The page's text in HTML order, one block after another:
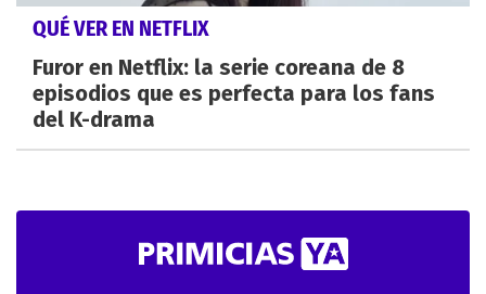
QUÉ VER EN NETFLIX
Furor en Netflix: la serie coreana de 8
episodios que es perfecta para los fans
del K-drama